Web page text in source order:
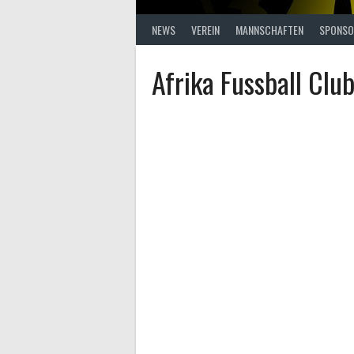
NEWS VEREIN MANNSCHAFTEN
Afrika Fussball